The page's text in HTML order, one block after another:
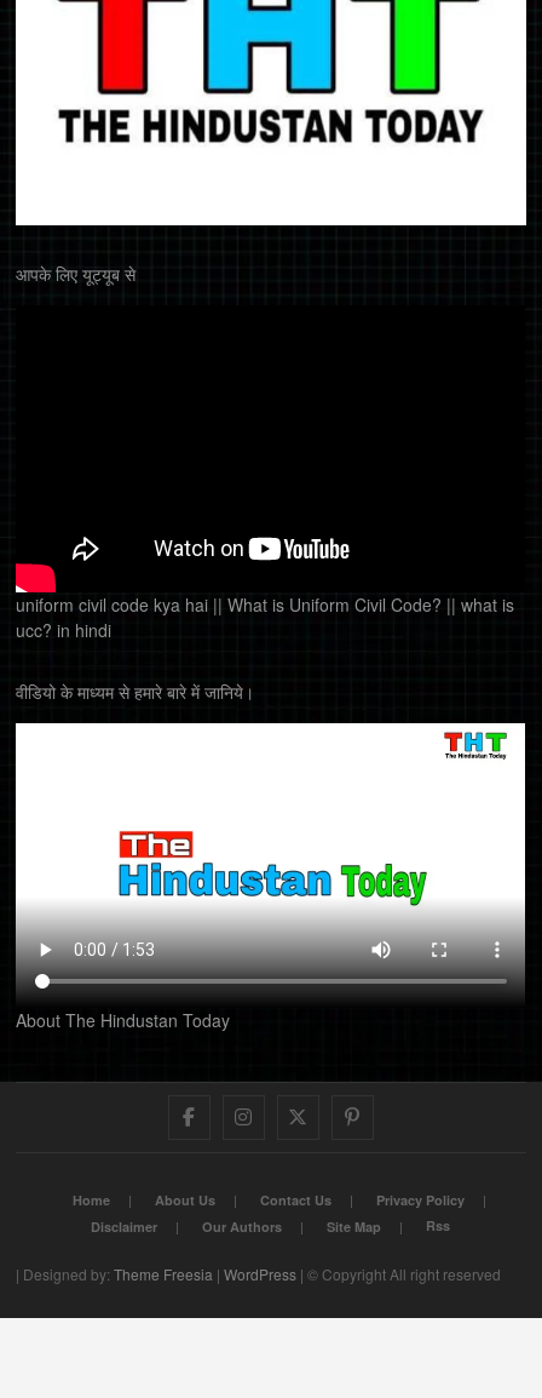
आपके लिए यूट्यूब से
uniform civil code kya hai || What is Uniform Civil Code? || what is
ucc? in hindi
वीडियो के माध्यम से हमारे बारे में जानिये।
About The Hindustan Today
FacebookInstagram
TwitterPinterest
Home About Us Contact Us
Privacy Policy
Disclaimer
Our Authors Site Map Rss
| Designed by:Theme Freesia |WordPress | © Copyright All right reserved